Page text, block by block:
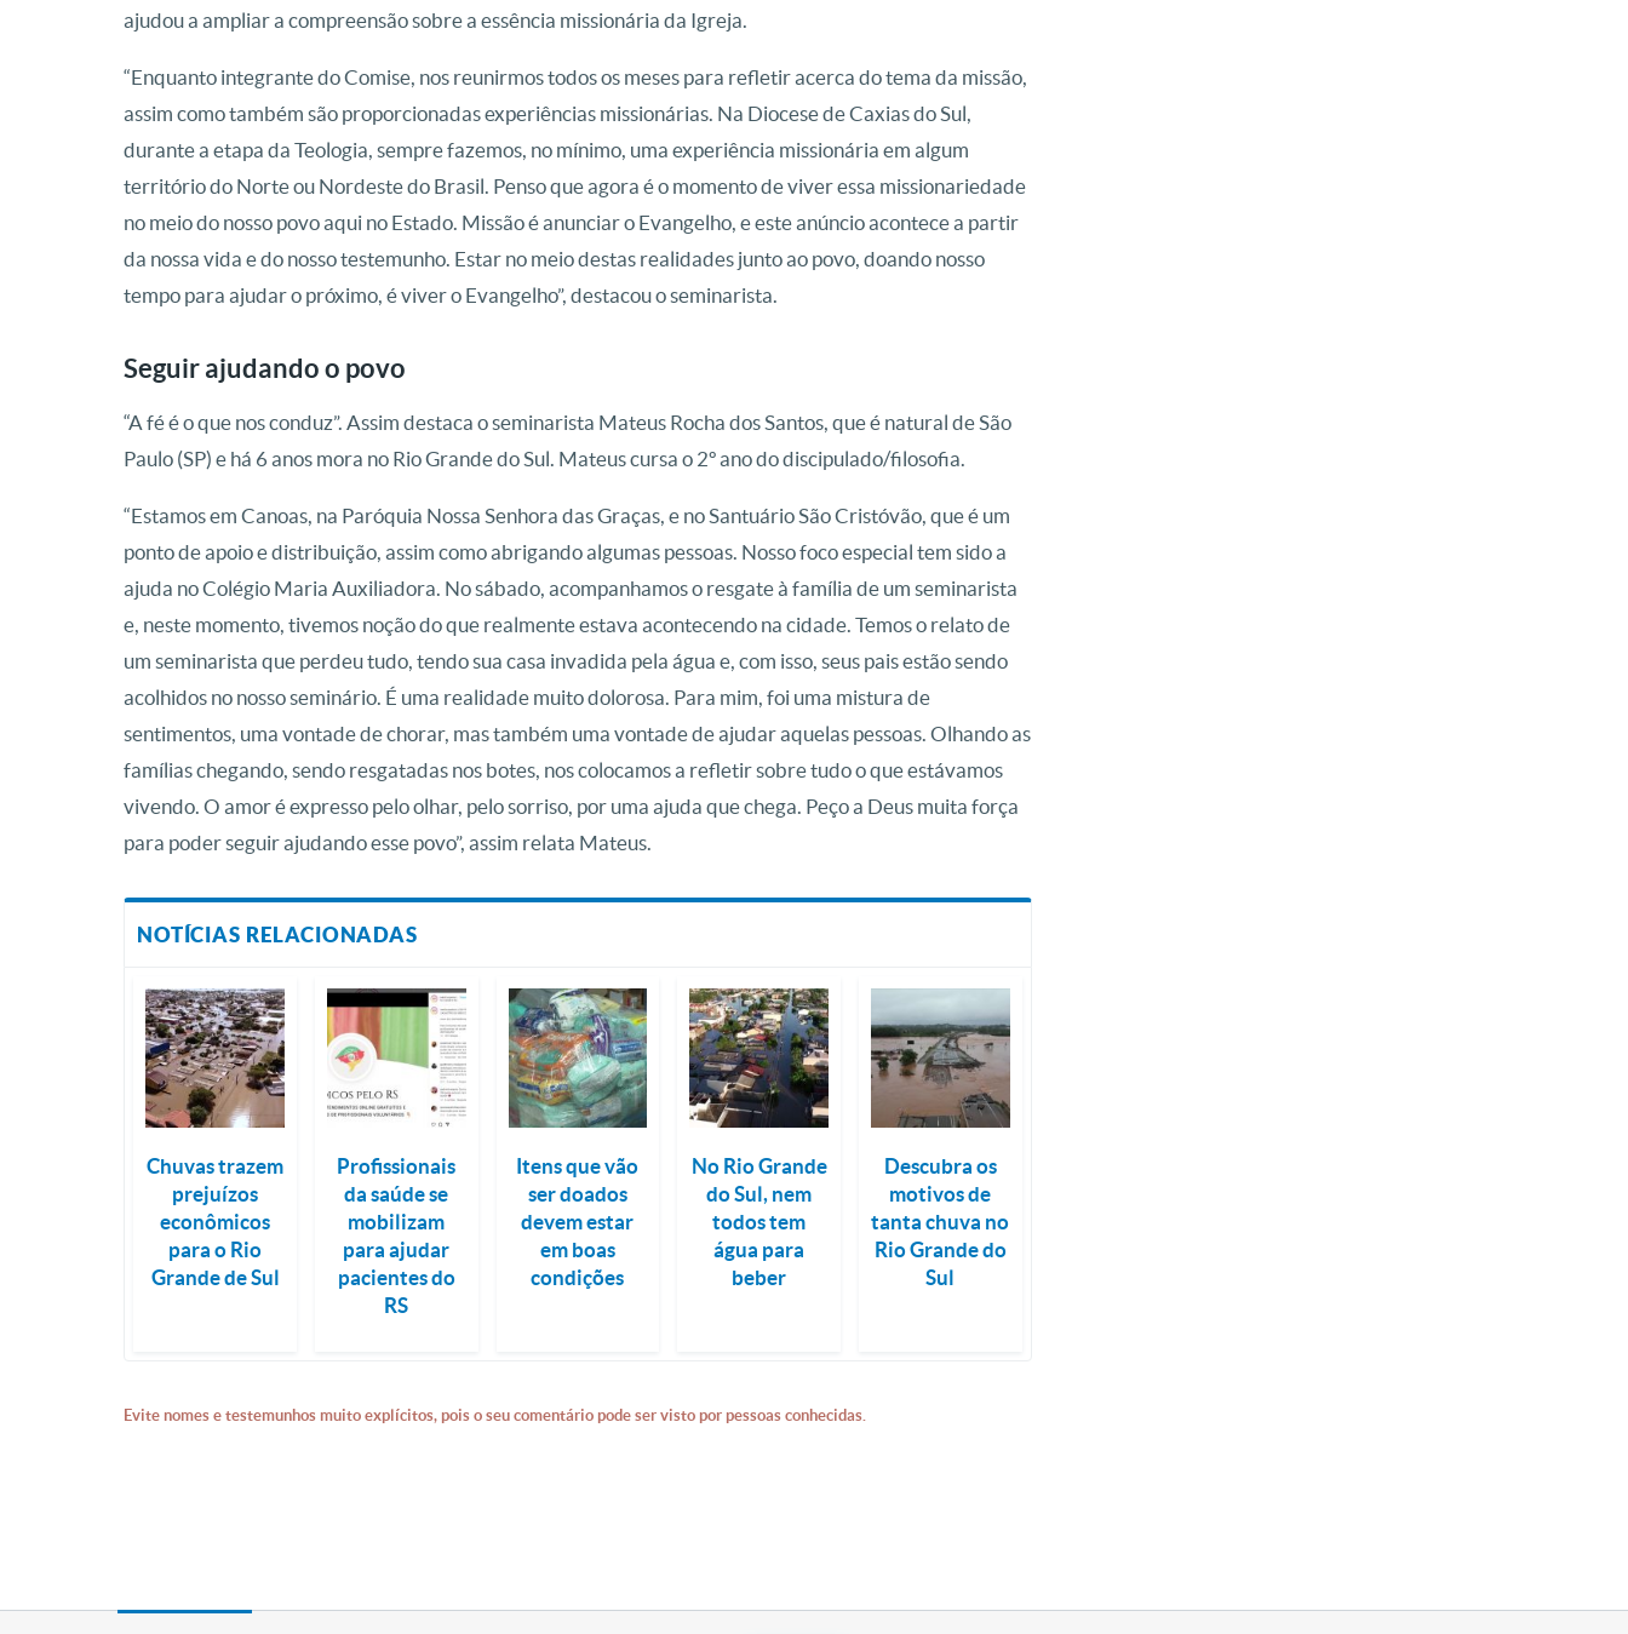
ajudou a ampliar a compreensão sobre a essência missionária da Igreja.
“Enquanto integrante do Comise, nos reunirmos todos os meses para refletir acerca do tema da missão,
assim como também são proporcionadas experiências missionárias. Na Diocese de Caxias do Sul,
durante a etapa da Teologia, sempre fazemos, no mínimo, uma experiência missionária em algum
território do Norte ou Nordeste do Brasil. Penso que agora é o momento de viver essa missionariedade
no meio do nosso povo aqui no Estado. Missão é anunciar o Evangelho, e este anúncio acontece a partir
da nossa vida e do nosso testemunho. Estar no meio destas realidades junto ao povo, doando nosso
tempo para ajudar o próximo, é viver o Evangelho”, destacou o seminarista.
Seguir ajudando o povo
“A fé é o que nos conduz”. Assim destaca o seminarista Mateus Rocha dos Santos, que é natural de São
Paulo (SP) e há 6 anos mora no Rio Grande do Sul. Mateus cursa o 2º ano do discipulado/filosofia.
“Estamos em Canoas, na Paróquia Nossa Senhora das Graças, e no Santuário São Cristóvão, que é um
ponto de apoio e distribuição, assim como abrigando algumas pessoas. Nosso foco especial tem sido a
ajuda no Colégio Maria Auxiliadora. No sábado, acompanhamos o resgate à família de um seminarista
e, neste momento, tivemos noção do que realmente estava acontecendo na cidade. Temos o relato de
um seminarista que perdeu tudo, tendo sua casa invadida pela água e, com isso, seus pais estão sendo
acolhidos no nosso seminário. É uma realidade muito dolorosa. Para mim, foi uma mistura de
sentimentos, uma vontade de chorar, mas também uma vontade de ajudar aquelas pessoas. Olhando as
famílias chegando, sendo resgatadas nos botes, nos colocamos a refletir sobre tudo o que estávamos
vivendo. O amor é expresso pelo olhar, pelo sorriso, por uma ajuda que chega. Peço a Deus muita força
para poder seguir ajudando esse povo”, assim relata Mateus.
NOTÍCIAS RELACIONADAS
Chuvas trazem
prejuízos
econômicos
para o Rio
Grande de Sul
Profissionais
da saúde se
mobilizam
para ajudar
pacientes do
RS
Itens que vão
ser doados
devem estar
em boas
condições
No Rio Grande
do Sul, nem
todos tem
água para
beber
Descubra os
motivos de
tanta chuva no
Rio Grande do
Sul
Evite nomes e testemunhos muito explícitos, pois o seu comentário pode ser visto por pessoas conhecidas.